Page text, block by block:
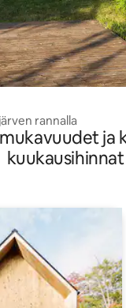
rannalla
ja
kuukausihinnat